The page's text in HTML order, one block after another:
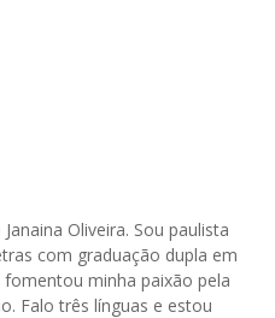
Oliveira. Sou paulista
com graduação dupla em
minha paixão pela
Falo três línguas e estou